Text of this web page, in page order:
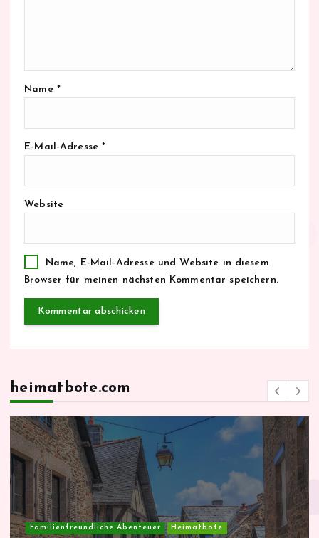
Name *
E-Mail-Adresse*
Website
Name, E-Mail-Adresse und Website in diesem
Browser für meinen nächsten Kommentar speichern.
heimatbote.com
Familienfreundliche Abenteuer Heimatbote